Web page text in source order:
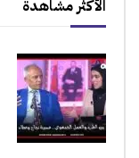
الأكثر مشاهدة